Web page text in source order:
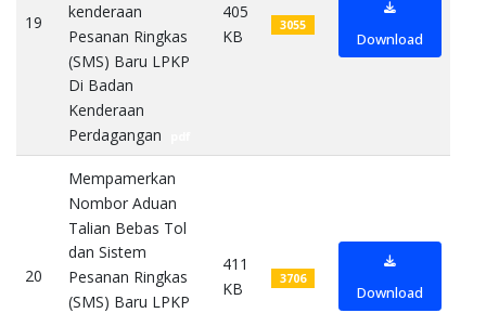
19
kenderaan
Pesanan Ringkas
(SMS) Baru LPKP
Di Badan
Kenderaan
Perdagangan
405
KB
3055
Download
20
Mempamerkan
Nombor Aduan
Talian Bebas Tol
dan Sistem
Pesanan Ringkas
(SMS) Baru LPKP
411
KB
3706
Download